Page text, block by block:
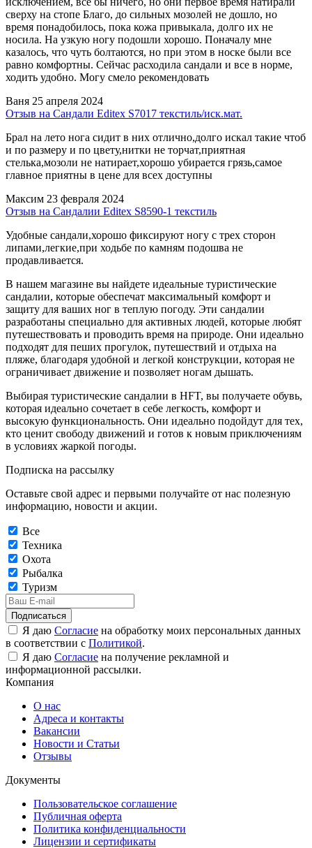
сверху на стопе Благо, до сильных мозолей не дошло, но
время понадобилось, пока кожа привыкала, долго их не
носила. На узкую ногу подошли хорошо. Поначалу мне
казалось, что чуть болтаются, но при этом в носке были все
равно комфортны. Сейчас расходила сандали и все в норме,
ходить удобно. Могу смело рекомендовать
Ваня 25 апреля 2024
Отзыв на Сандали Editex S7017 текстиль/иск.мат.
Брал на лето нога сидит в них отлично,долго искал такие чтоб
и по размеру и по цвету,нитки не торчат,приятная
стелька,мозоли не натирает,хорошо убирается грязь,самое
главное приятны в цене для всех доступны
Максим 23 февраля 2024
Отзыв на Сандалии Editex S8590-1 текстиль
Удобные сандали,хорошо фиксируют ногу с трех сторон
липами,легкие,при ходьбе по камням подошва не
продавливается.
В нашем магазине вы найдете идеальные туристические
сандалии, которые обеспечат максимальный комфорт и
защиту для ваших ног в теплую погоду. Эти сандалии
разработаны специально для активных людей, которые любят
путешествовать и проводить время на природе. Они идеально
подходят для пеших прогулок, путешествий и отдыха на
пляже, благодаря удобной и легкой конструкции, которая не
ограничивает движение и позволяет ногам дышать.
Выбирая туристические сандалии в HFT, вы получаете обувь,
которая идеально сочетает в себе легкость, комфорт и
высокую функциональность. Они идеально подойдут для тех,
кто ценит свободу движений и готов к новым приключениям
в условиях жаркой погоды.
Подписка на рассылку
Оставьте свой адрес и первыми получайте от нас полезную
информацию, новости и акции.
Все
Техника
Охота
Рыбалка
Туризм
Подписаться
Я даю Согласие на обработку моих персональных данных
в соответствии с Политикой.
Я даю Согласие на получение рекламной и
информационной рассылки.
Компания
О нас
Адреса и контакты
Вакансии
Новости и Статьи
Отзывы
Документы
Пользовательское соглашение
Публичная оферта
Политика конфиденциальности
Лицензии и сертификаты